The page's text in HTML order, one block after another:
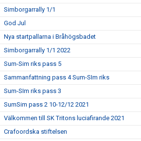
Simborgarrally 1/1
God Jul
Nya startpallarna i Bråhögsbadet
Simborgarrally 1/1 2022
Sum-Sim riks pass 5
Sammanfattning pass 4 Sum-SIm riks
Sum-SIm riks pass 3
SumSim pass 2 10-12/12 2021
Välkommen till SK Tritons luciafirande 2021
Crafoordska stiftelsen